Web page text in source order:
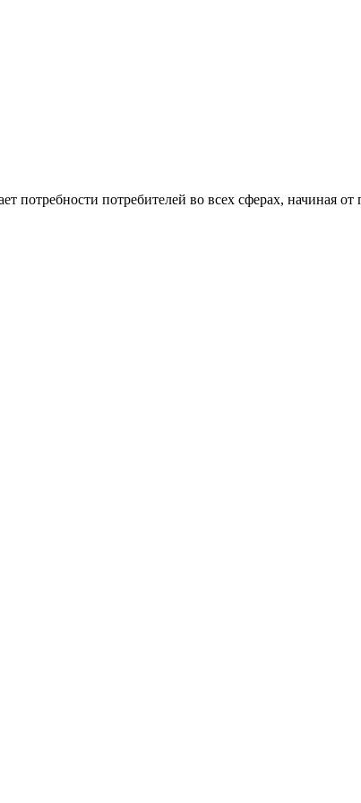
потребности потребителей во всех сферах, начиная от